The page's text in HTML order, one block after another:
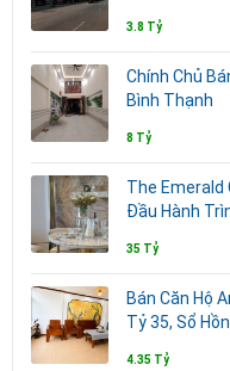
3.8 Tỷ
Chính Chủ
Bình Thạnh
8 Tỷ
The Emerald
Đầu Hành
35 Tỷ
Bán Căn Hộ
Tỷ 35, Sổ
4.35 Tỷ